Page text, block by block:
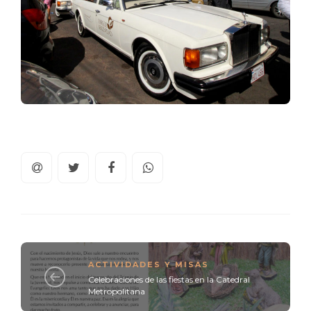
ACTIVIDADES Y MISAS
Celebraciones de las fiestas en la Catedral
Metropolitana